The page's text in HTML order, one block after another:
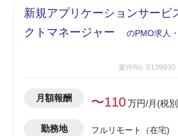
新規アプリケーションサービ
クトマネージャー
のPMO求人
案件No. 0139930
月額報酬 〜110万円/月(税
勤務地 フルリモート（在宅)